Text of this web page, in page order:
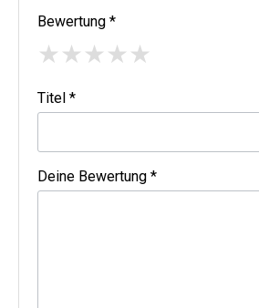
Bewertung *
★★★★★
Titel *
Deine Bewertung *